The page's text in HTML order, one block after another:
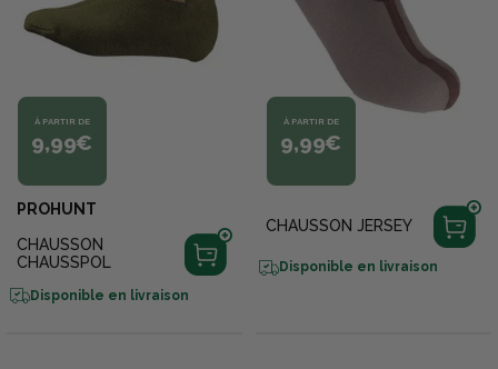
À PARTIR DE
9,99€
PROHUNT
CHAUSSON
CHAUSSPOL
Disponible en livraison
À PARTIR DE
9,99€
CHAUSSON JERSEY
Disponible en livraison